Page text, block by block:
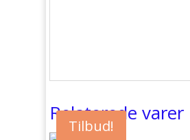
Relaterede varer
Tilbud!